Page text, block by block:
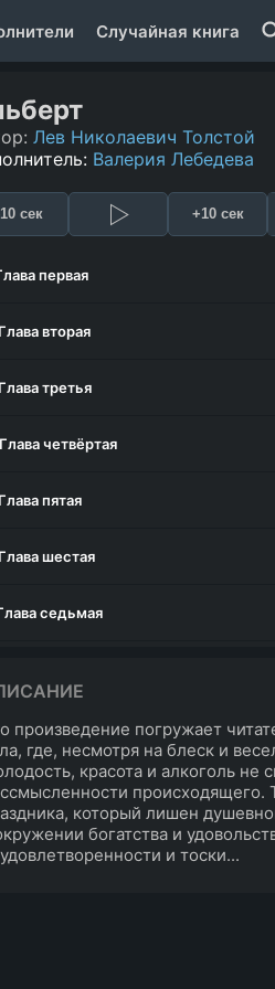
Случайная книга
Лев Николаевич Толстой
Валерия Лебедева
сек +10 сек
первая
вторая
третья
четвёртая
пятая
шестая
седьмая
произведение погружает
где, несмотря на блеск и
красота и алкоголь не
происходящего.
который лишен
богатства и
и тоски...